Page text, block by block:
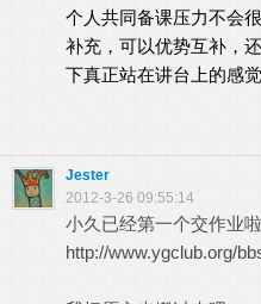
个人共同备课压力不会
补充，可以优势互补，
下真正站在讲台上的感觉
Jester
2012-3-26 09:55:14
小久已经第一个交作业
http://www.ygclub.org/